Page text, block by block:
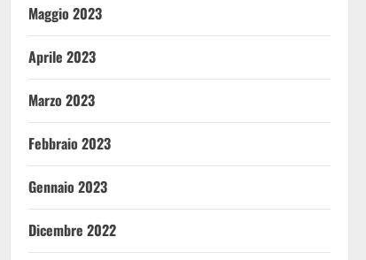
Maggio 2023
Aprile 2023
Marzo 2023
Febbraio 2023
Gennaio 2023
Dicembre 2022